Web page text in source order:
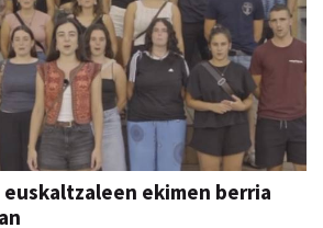
ekimen berria